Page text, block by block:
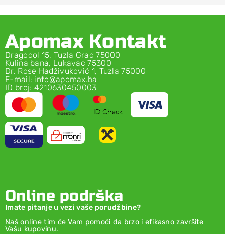
Apomax Kontakt
Dragodol 15, Tuzla Grad 75000
Kulina bana, Lukavac 75300
Dr. Rose Hadživuković 1, Tuzla 75000
E-mail: info@apomax.ba
ID broj: 4210630450003
Online podrška
Imate pitanje u vezi vaše porudžbine?
Naš online tim će Vam pomoći da brzo i efikasno završite
Vašu kupovinu.